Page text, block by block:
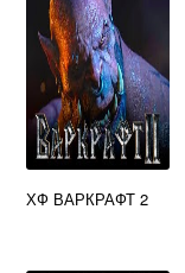
ХФ ВАРКРАФТ 2